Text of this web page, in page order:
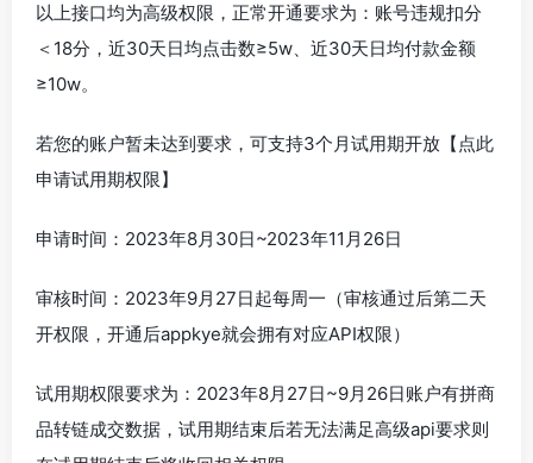
以上接口均为高级权限，正常开通要求为：账号违规扣分
＜18分，近30天日均点击数≥5w、近30天日均付款金额
≥10w。
若您的账户暂未达到要求，可支持3个月试用期开放【点此
申请试用期权限】
申请时间：2023年8月30日~2023年11月26日
审核时间：2023年9月27日起每周一（审核通过后第二天
开权限，开通后appkye就会拥有对应API权限）
试用期权限要求为：2023年8月27日~9月26日账户有拼商
品转链成交数据，试用期结束后若无法满足高级api要求则